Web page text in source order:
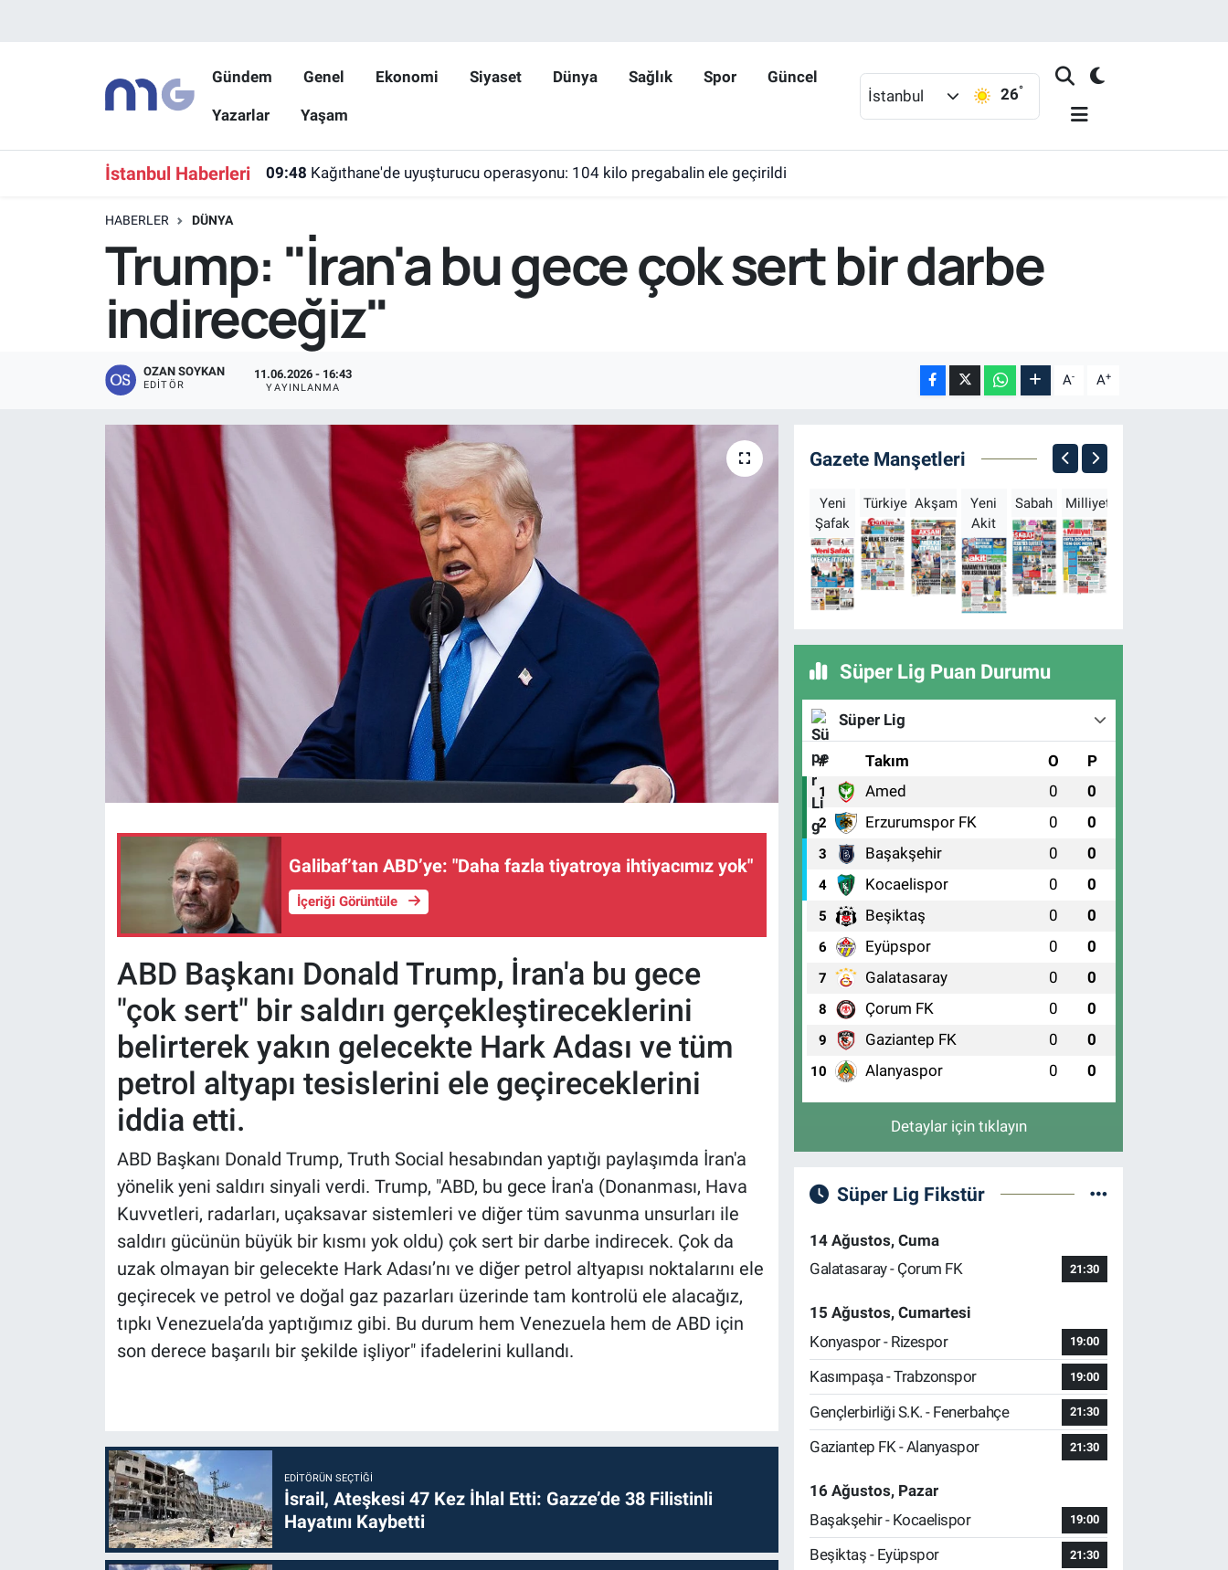
Gündem Genel Ekonomi Siyaset Dünya Sağlık Spor Güncel
Yazarlar Yaşam
İstanbul 26°
İstanbul Haberleri 09:48 Kağıthane'de uyuşturucu operasyonu: 104 kilo pregabalin ele geçirildi
HABERLER DÜNYA
Trump: "İran'a bu gece çok sert bir darbe
indireceğiz"
OZAN SOYKAN
EDITÖR
11.06.2026 - 16:43
YAYINLANMA A- A+
Galibaf’tan ABD’ye: "Daha fazla tiyatroya ihtiyacımız yok"
İçeriği Görüntüle
ABD Başkanı Donald Trump, İran'a bu gece
"çok sert" bir saldırı gerçekleştireceklerini
belirterek yakın gelecekte Hark Adası ve tüm
petrol altyapı tesislerini ele geçireceklerini
iddia etti.
ABD Başkanı Donald Trump, Truth Social hesabından yaptığı paylaşımda İran'a
yönelik yeni saldırı sinyali verdi. Trump, "ABD, bu gece İran'a (Donanması, Hava
Kuvvetleri, radarları, uçaksavar sistemleri ve diğer tüm savunma unsurları ile
saldırı gücünün büyük bir kısmı yok oldu) çok sert bir darbe indirecek. Çok da
uzak olmayan bir gelecekte Hark Adası’nı ve diğer petrol altyapısı noktalarını ele
geçirecek ve petrol ve doğal gaz pazarları üzerinde tam kontrolü ele alacağız,
tıpkı Venezuela’da yaptığımız gibi. Bu durum hem Venezuela hem de ABD için
son derece başarılı bir şekilde işliyor" ifadelerini kullandı.
EDITÖRÜN SEÇTIĞI
İsrail, Ateşkesi 47 Kez İhlal Etti: Gazze’de 38 Filistinli
Hayatını Kaybetti
Gazete Manşetleri
Yeni
Şafak
Türkiye Akşam
Yeni
Akit
Sabah Milliyet
Süper Lig Puan Durumu
Süper Lig
# Takım O P
1 Amed 0 0
2 Erzurumspor FK 0 0
3 Başakşehir 0 0
4 Kocaelispor 0 0
5 Beşiktaş 0 0
6 Eyüpspor 0 0
7 Galatasaray 0 0
8 Çorum FK 0 0
9 Gaziantep FK 0 0
10 Alanyaspor 0 0
Detaylar için tıklayın
Süper Lig Fikstür
14 Ağustos, Cuma
Galatasaray - Çorum FK
21:30
15 Ağustos, Cumartesi
Konyaspor - Rizespor
19:00
Kasımpaşa - Trabzonspor 19:00
Gençlerbirliği S.K. - Fenerbahçe 21:30
Gaziantep FK - Alanyaspor 21:30
16 Ağustos, Pazar
Başakşehir - Kocaelispor
19:00
Beşiktaş - Eyüpspor 21:30
Hava Durumu
İstanbul Namaz Vakitleri
Süper Lig Puan Durumu ve Fikstür
Tüm Manşetler
Haber Arşivi